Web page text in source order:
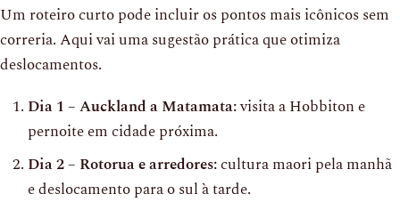
Um roteiro curto pode incluir os pontos mais icônicos sem
correria. Aqui vai uma sugestão prática que otimiza
deslocamentos.
Dia 1 – Auckland a Matamata:visita a Hobbiton e
pernoite em cidade próxima.
Dia 2 – Rotorua e arredores:cultura maori pela manhã
e deslocamento para o sul à tarde.